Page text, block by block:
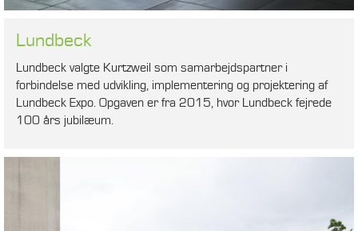
Lundbeck
Lundbeck valgte Kurtzweil som samarbejdspartner i
forbindelse med udvikling, implementering og projektering af
Lundbeck Expo. Opgaven er fra 2015, hvor Lundbeck fejrede
100 års jubilæum.